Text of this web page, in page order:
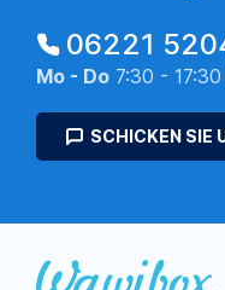
06221
Mo - Do 7:30 - 17:30
SCHICKEN SIE